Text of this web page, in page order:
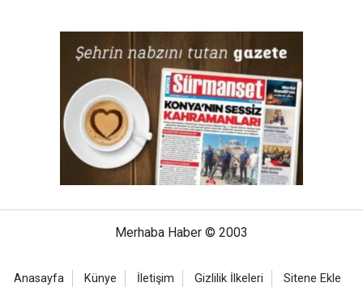
Merhaba Haber © 2003
Anasayfa Künye İletişim Gizlilik İlkeleri Sitene Ekle